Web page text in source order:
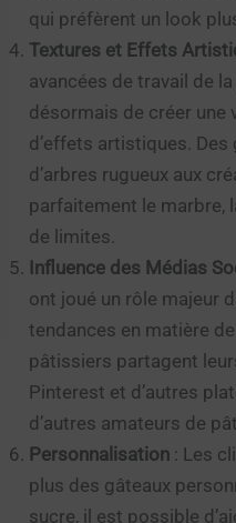
qui préfèrent un look
Textures et Effets
avancées de travail de
désormais de créer une
d’effets artistiques.
d’arbres rugueux aux
parfaitement le marbre,
de limites.
Influence des Médias
ont joué un rôle majeur
tendances en matière
pâtissiers partagent
Pinterest et d’autres
d’autres amateurs de
Personnalisation : Les
plus des gâteaux
sucre, il est possible